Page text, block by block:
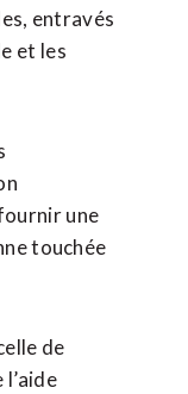
entravés
et les
une
touchée
de